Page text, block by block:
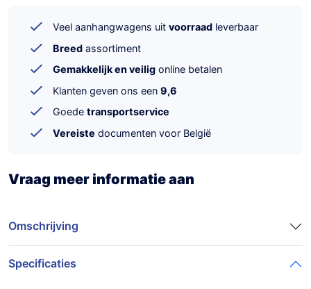
Veel aanhangwagens uit voorraad leverbaar
Breed assortiment
Gemakkelijk en veilig online betalen
Klanten geven ons een 9,6
Goede transportservice
Vereiste documenten voor België
Vraag meer informatie aan
Omschrijving
Specificaties